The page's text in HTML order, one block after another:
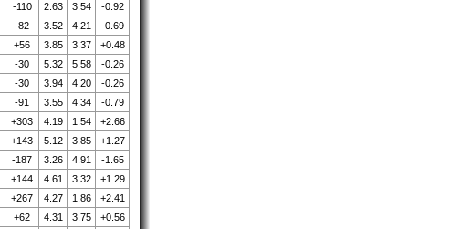
-110 2.63 3.54
-0.92
-82 3.52 4.21
-0.69
+56 3.85 3.37
+0.48
-30 5.32 5.58
-0.26
-30 3.94 4.20
-0.26
-91 3.55 4.34
-0.79
+303 4.19 1.54
+2.66
+143 5.12 3.85
+1.27
-187 3.26 4.91
-1.65
+144 4.61 3.32
+1.29
+267 4.27 1.86
+2.41
+62 4.31 3.75
+0.56